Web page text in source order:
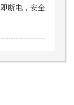
断电，安全